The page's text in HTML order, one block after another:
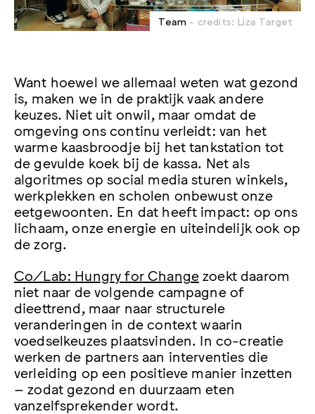
Team - credits: Liza Target
Want hoewel we allemaal weten wat gezond
is, maken we in de praktijk vaak andere
keuzes. Niet uit onwil, maar omdat de
omgeving ons continu verleidt: van het
warme kaasbroodje bij het tankstation tot
de gevulde koek bij de kassa. Net als
algoritmes op social media sturen winkels,
werkplekken en scholen onbewust onze
eetgewoonten. En dat heeft impact: op ons
lichaam, onze energie en uiteindelijk ook op
de zorg.
Co/Lab: Hungry for Change zoekt daarom
niet naar de volgende campagne of
dieettrend, maar naar structurele
veranderingen in de context waarin
voedselkeuzes plaatsvinden. In co-creatie
werken de partners aan interventies die
verleiding op een positieve manier inzetten
– zodat gezond en duurzaam eten
vanzelfsprekender wordt.